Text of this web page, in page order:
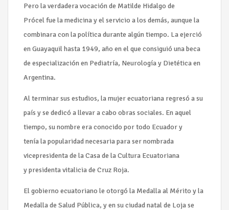
Pero la verdadera vocación de Matilde Hidalgo de
Prócel fue la medicina y el servicio a los demás, aunque la
combinara con la política durante algún tiempo. La ejerció
en Guayaquil hasta 1949, año en el que consiguió una beca
de especialización en Pediatría, Neurología y Dietética en
Argentina.
Al terminar sus estudios, la mujer ecuatoriana regresó a su
país y se dedicó a llevar a cabo obras sociales. En aquel
tiempo, su nombre era conocido por todo Ecuador y
tenía la popularidad necesaria para ser nombrada
vicepresidenta de la Casa de la Cultura Ecuatoriana
y presidenta vitalicia de Cruz Roja.
El gobierno ecuatoriano le otorgó la Medalla al Mérito y la
Medalla de Salud Pública, y en su ciudad natal de Loja se